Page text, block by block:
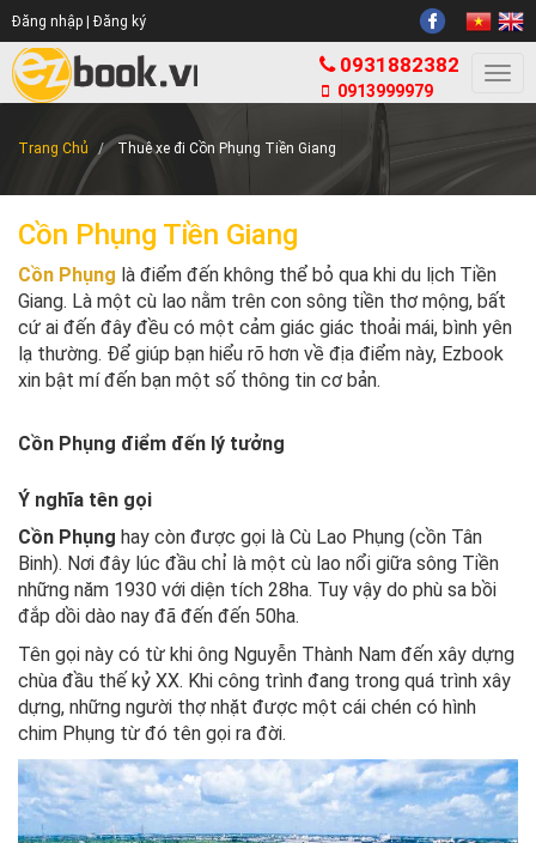
Đăng nhập | Đăng ký
0931882382
0913999979
Trang Chủ Thuê xe đi Cồn Phụng Tiền Giang
Cồn Phụng Tiền Giang
Cồn Phụng là điểm đến không thể bỏ qua khi du lịch Tiền
Giang. Là một cù lao nằm trên con sông tiền thơ mộng, bất
cứ ai đến đây đều có một cảm giác giác thoải mái, bình yên
lạ thường. Để giúp bạn hiểu rõ hơn về địa điểm này, Ezbook
xin bật mí đến bạn một số thông tin cơ bản.
Cồn Phụng điểm đến lý tưởng
Ý nghĩa tên gọi
Cồn Phụng hay còn được gọi là Cù Lao Phụng (cồn Tân
Binh). Nơi đây lúc đầu chỉ là một cù lao nổi giữa sông Tiền
những năm 1930 với diện tích 28ha. Tuy vậy do phù sa bồi
đắp dồi dào nay đã đến đến 50ha.
Tên gọi này có từ khi ông Nguyễn Thành Nam đến xây dựng
chùa đầu thế kỷ XX. Khi công trình đang trong quá trình xây
dựng, những người thợ nhặt được một cái chén có hình
chim Phụng từ đó tên gọi ra đời.